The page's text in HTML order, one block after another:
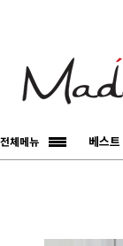
전체메뉴 베스